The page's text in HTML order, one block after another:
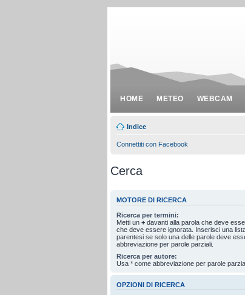
HOME METEO WEBCAM
Indice
Connettiti con Facebook
Cerca
MOTORE DI RICERCA
Ricerca per termini:
Metti un + davanti alla parola che deve
che deve essere ignorata. Inserisci una
parentesi se solo una delle parole deve
abbreviazione per parole parziali.
Ricerca per autore:
Usa * come abbreviazione per parole
OPZIONI DI RICERCA